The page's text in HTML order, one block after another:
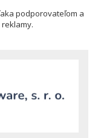
podporovateľom a